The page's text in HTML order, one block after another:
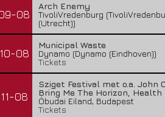
08
Arch Enemy
TivoliVredenburg
(Utrecht))
10-08
Municipal Waste
Dynamo (Dynamo (Eindhoven))
Tickets
11-08
Sziget Festival met o.a. John
Bring Me The Horizon, Health
Óbudai Eiland, Budapest
Tickets